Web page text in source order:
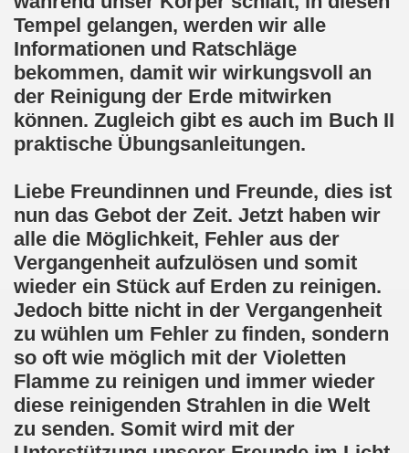
Tempel gelangen, werden wir alle
Informationen und Ratschläge
bekommen, damit wir wirkungsvoll an
der Reinigung der Erde mitwirken
können. Zugleich gibt es auch im Buch II
praktische Übungsanleitungen.
Liebe Freundinnen und Freunde, dies ist
nun das Gebot der Zeit. Jetzt haben wir
alle die Möglichkeit, Fehler aus der
Vergangenheit aufzulösen und somit
wieder ein Stück auf Erden zu reinigen.
Jedoch bitte nicht in der Vergangenheit
zu wühlen um Fehler zu finden, sondern
so oft wie möglich mit der Violetten
Flamme zu reinigen und immer wieder
diese reinigenden Strahlen in die Welt
zu senden. Somit wird mit der